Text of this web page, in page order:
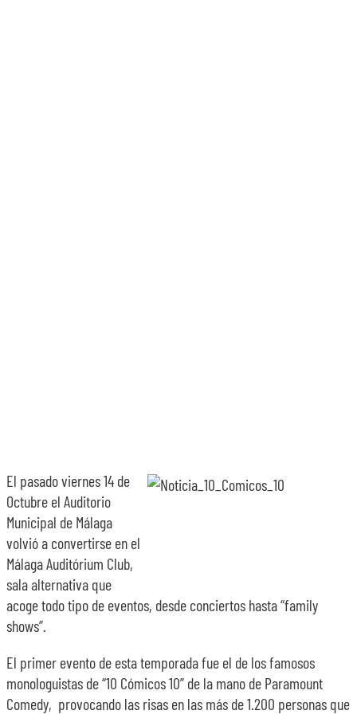
El pasado viernes 14 de
Octubre el Auditorio
Municipal de Málaga
volvió a convertirse en el
Málaga Auditórium Club,
sala alternativa que
acoge todo tipo de eventos, desde conciertos hasta “family
shows”.
El primer evento de esta temporada fue el de los famosos
monologuistas de “10 Cómicos 10” de la mano de Paramount
Comedy, provocando las risas en las más de 1.200 personas que